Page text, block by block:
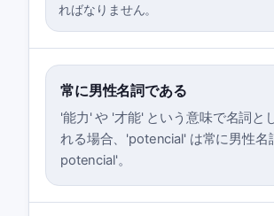
ればなりません。
常に男性名詞である
'能力' や '才能' という意味で名詞と
れる場合、'potencial' は常に男性名
potencial'。